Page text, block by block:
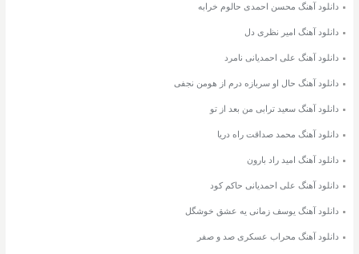
دانلود آهنگ محسن احمدی حالوم خرابه
دانلود آهنگ امیر نظری دل
دانلود آهنگ علی احمدیانی نامرد
دانلود آهنگ حال او سربازه درم از هومن نجفی
دانلود آهنگ سعید ترابی من بعد از تو
دانلود آهنگ محمد صداقت راه دریا
دانلود آهنگ امید راد بارون
دانلود آهنگ علی احمدیانی حاکم کود
دانلود آهنگ یوسف زمانی یه عشق خوشگل
دانلود آهنگ محراب عسکری صد و صفر